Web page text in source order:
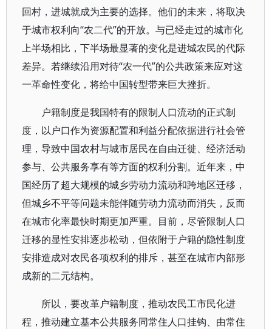
回村，进城就成为主要的选择。他们的未来，将取决
于城市权利向“农二代”的开放。与已经走过的城市化
上半场相比，下半场最显著的变化是进城农民的代际
差异。若继续沿用对待“农一代”的公共政策来应对这
一革命性变化，将给中国转型带来巨大挫折。
户籍制度是我国特有的限制人口流动的正式制
度，以户口作为资源配置和利益分配依据进行社会管
理，导致中国农村与城市居民在自由迁徙、经济活动
参与、公共服务享有等方面的权利分割。近年来，中
国经历了超大规模的城乡劳动力流动和跨地区迁移，
但城乡不平等问题未能伴随劳动力流动而消失，反而
在城市化率最快时期更加严重。目前，尽管限制人口
迁移的显性安排逐步松动，但依附于户籍的隐性制度
安排造成对农民各项权利的排斥，甚至在城市内部形
成新的二元结构。
所以，要改革户籍制度，推动农民工市民化进
程，推动建立基本公共服务同常住人口挂钩、由常住